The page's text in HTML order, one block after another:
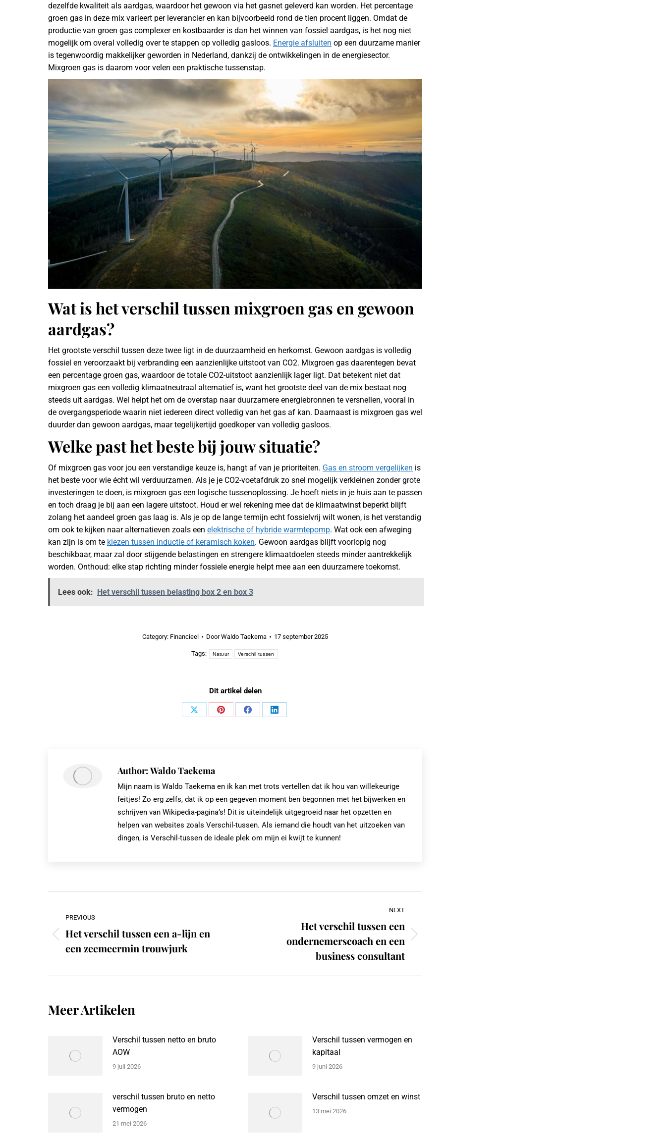
dezelfde kwaliteit als aardgas, waardoor het gewoon via het gasnet geleverd kan worden. Het percentage
groen gas in deze mix varieert per leverancier en kan bijvoorbeeld rond de tien procent liggen. Omdat de
productie van groen gas complexer en kostbaarder is dan het winnen van fossiel aardgas, is het nog niet
mogelijk om overal volledig over te stappen op volledig gasloos. Energie afsluiten op een duurzame manier
is tegenwoordig makkelijker geworden in Nederland, dankzij de ontwikkelingen in de energiesector.
Mixgroen gas is daarom voor velen een praktische tussenstap.
Wat is het verschil tussen mixgroen gas en gewoon
aardgas?
Het grootste verschil tussen deze twee ligt in de duurzaamheid en herkomst. Gewoon aardgas is volledig
fossiel en veroorzaakt bij verbranding een aanzienlijke uitstoot van CO2. Mixgroen gas daarentegen bevat
een percentage groen gas, waardoor de totale CO2-uitstoot aanzienlijk lager ligt. Dat betekent niet dat
mixgroen gas een volledig klimaatneutraal alternatief is, want het grootste deel van de mix bestaat nog
steeds uit aardgas. Wel helpt het om de overstap naar duurzamere energiebronnen te versnellen, vooral in
de overgangsperiode waarin niet iedereen direct volledig van het gas af kan. Daarnaast is mixgroen gas wel
duurder dan gewoon aardgas, maar tegelijkertijd goedkoper van volledig gasloos.
Welke past het beste bij jouw situatie?
Of mixgroen gas voor jou een verstandige keuze is, hangt af van je prioriteiten. Gas en stroom vergelijken is
het beste voor wie écht wil verduurzamen. Als je je CO2-voetafdruk zo snel mogelijk verkleinen zonder grote
investeringen te doen, is mixgroen gas een logische tussenoplossing. Je hoeft niets in je huis aan te passen
en toch draag je bij aan een lagere uitstoot. Houd er wel rekening mee dat de klimaatwinst beperkt blijft
zolang het aandeel groen gas laag is. Als je op de lange termijn echt fossielvrij wilt wonen, is het verstandig
om ook te kijken naar alternatieven zoals een elektrische of hybride warmtepomp. Wat ook een afweging
kan zijn is om te kiezen tussen inductie of keramisch koken. Gewoon aardgas blijft voorlopig nog
beschikbaar, maar zal door stijgende belastingen en strengere klimaatdoelen steeds minder aantrekkelijk
worden. Onthoud: elke stap richting minder fossiele energie helpt mee aan een duurzamere toekomst.
Lees ook: Het verschil tussen belasting box 2 en box 3
Category: Financieel DoorWaldo Taekema 17 september 2025
Tags: Natuur Verschil tussen
Dit artikel delen
Share
Share
Share
Share
Author: Waldo Taekema
Mijn naam is Waldo Taekema en ik kan met trots vertellen dat ik hou van willekeurige
feitjes! Zo erg zelfs, dat ik op een gegeven moment ben begonnen met het bijwerken en
schrijven van Wikipedia-pagina’s! Dit is uiteindelijk uitgegroeid naar het opzetten en
helpen van websites zoals Verschil-tussen. Als iemand die houdt van het uitzoeken van
dingen, is Verschil-tussen de ideale plek om mijn ei kwijt te kunnen!
navigation
PREVIOUS
Previous
post:
Het verschil tussen een a-lijn en
een zeemeermin trouwjurk
NEXT
Het verschil tussen een
ondernemerscoach en een
business consultant
Meer Artikelen
Verschil tussen netto en bruto
AOW
9 juli 2026
Verschil tussen vermogen en
kapitaal
9 juni 2026
verschil tussen bruto en netto
vermogen
21 mei 2026
Verschil tussen omzet en winst
13 mei 2026